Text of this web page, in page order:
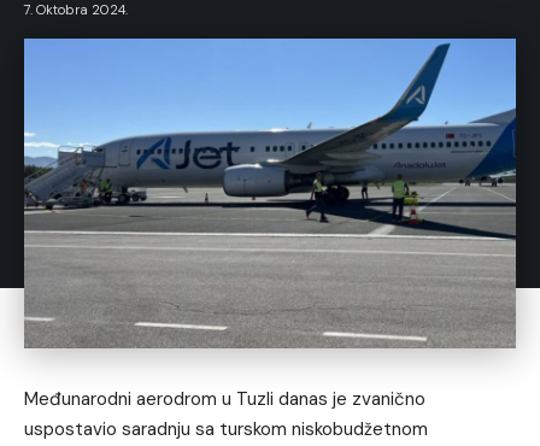
7. Oktobra 2024.
Međunarodni aerodrom u Tuzli danas je zvanično
uspostavio saradnju sa turskom niskobudžetnom